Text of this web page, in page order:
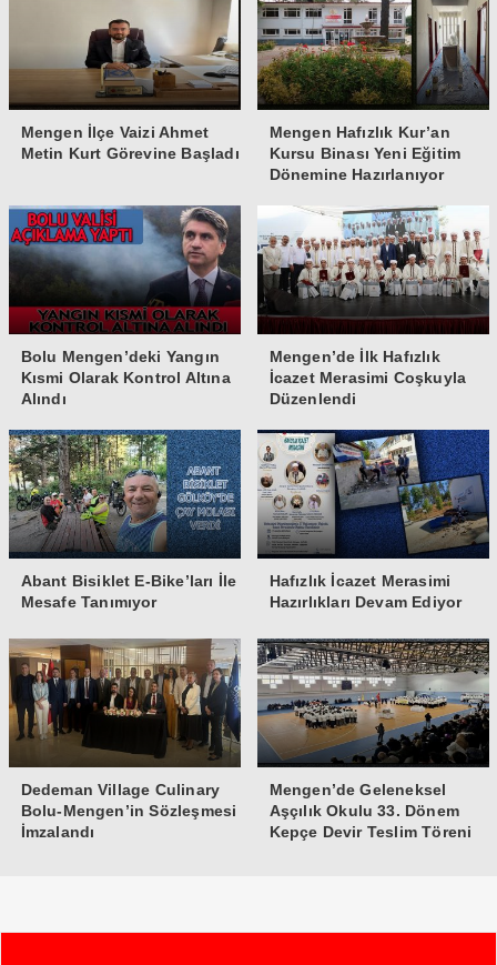
Mengen İlçe Vaizi Ahmet
Metin Kurt Görevine Başladı
Mengen Hafızlık Kur’an
Kursu Binası Yeni Eğitim
Dönemine Hazırlanıyor
Bolu Mengen’deki Yangın
Kısmi Olarak Kontrol Altına
Alındı
Mengen’de İlk Hafızlık
İcazet Merasimi Coşkuyla
Düzenlendi
Abant Bisiklet E-Bike’ları İle
Mesafe Tanımıyor
Hafızlık İcazet Merasimi
Hazırlıkları Devam Ediyor
Dedeman Village Culinary
Bolu-Mengen’in Sözleşmesi
İmzalandı
Mengen’de Geleneksel
Aşçılık Okulu 33. Dönem
Kepçe Devir Teslim Töreni